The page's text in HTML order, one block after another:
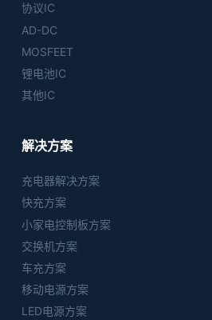
协议IC
AD-DC
MOSFEET
锂电池IC
其他IC
解决方案
充电器解决方案
快充方案
小家电控制板方案
交换机方案
车充方案
移动电源方案
LED电源方案